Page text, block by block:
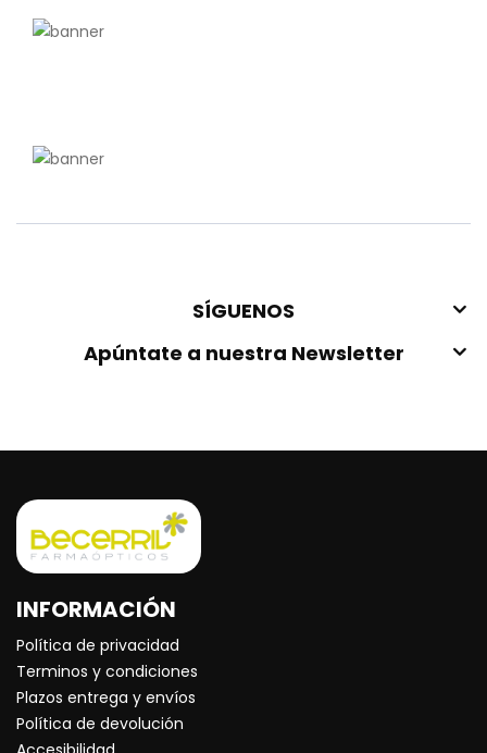
SÍGUENOS
Apúntate a nuestra Newsletter
INFORMACIÓN
Política de privacidad
Terminos y condiciones
Plazos entrega y envíos
Política de devolución